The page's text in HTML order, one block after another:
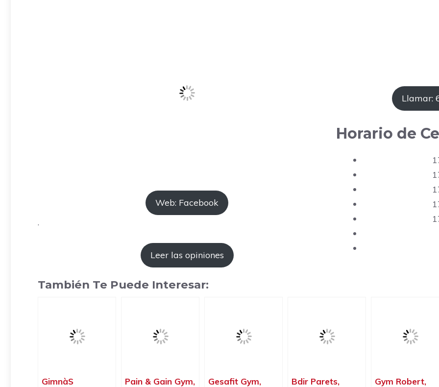
Web: Facebook
.
Leer las opiniones
Llamar:
Horario de
También Te Puede Interesar:
GimnàS
Pain & Gain Gym,
Gesafit Gym,
Bdir Parets,
Gym Robert,